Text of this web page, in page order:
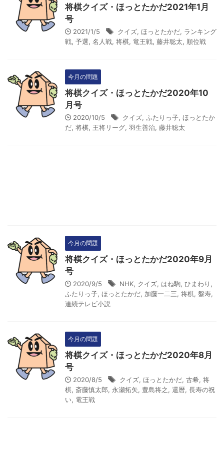
将棋クイズ・ほっとたかだ2021年1月
号
2021/1/5 クイズ, ほっとたかだ, ランキング
戦, 予選, 名人戦, 将棋, 竜王戦, 藤井聡太, 順位戦
今月の問題
将棋クイズ・ほっとたかだ2020年10
月号
2020/10/5 クイズ, ふたりっ子, ほっとたか
だ, 将棋, 王将リーグ, 羽生善治, 藤井聡太
今月の問題
将棋クイズ・ほっとたかだ2020年9月
号
2020/9/5 NHK, クイズ, はね駒, ひまわり ,
ふたりっ子, ほっとたかだ, 加藤一二三, 将棋, 盤寿,
連続テレビ小説
今月の問題
将棋クイズ・ほっとたかだ2020年8月
号
2020/8/5 クイズ, ほっとたかだ, 古希, 将
棋, 斎藤慎太郎, 永瀬拓矢, 豊島将之, 還暦, 長寿の祝
い, 電王戦